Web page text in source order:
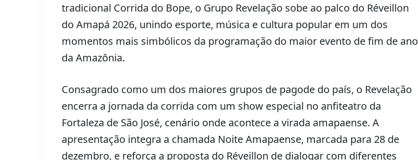
tradicional Corrida do Bope, o Grupo Revelação sobe ao palco do Réveillon
do Amapá 2026, unindo esporte, música e cultura popular em um dos
momentos mais simbólicos da programação do maior evento de fim de ano
da Amazônia.
Consagrado como um dos maiores grupos de pagode do país, o Revelação
encerra a jornada da corrida com um show especial no anfiteatro da
Fortaleza de São José, cenário onde acontece a virada amapaense. A
apresentação integra a chamada Noite Amapaense, marcada para 28 de
dezembro, e reforça a proposta do Réveillon de dialogar com diferentes